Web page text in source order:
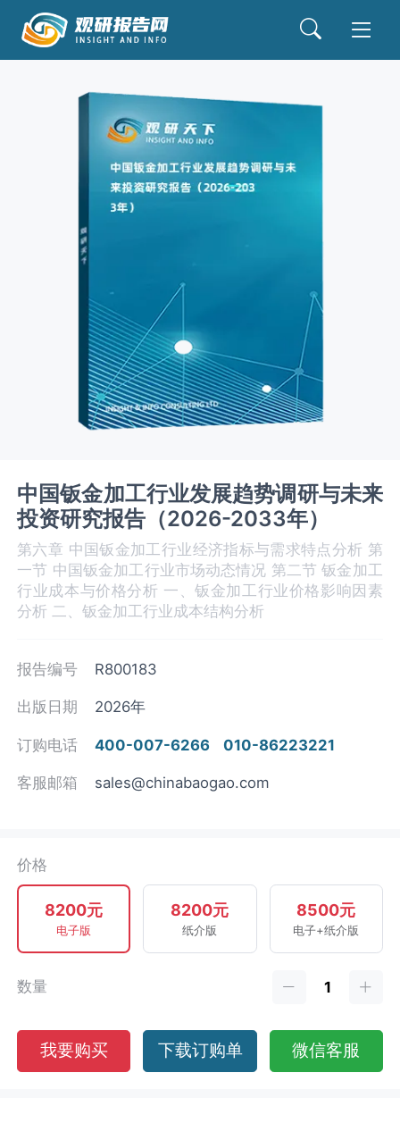
中国钣金加工行业发展趋势调研与未来
投资研究报告（2026-2033年）
第六章 中国钣金加工‌‌‌行业经济指标与需求特点分析 第
一节 中国钣金加工‌‌‌行业市场动态情况 第二节 钣金加工‌‌‌
行业成本与价格分析 一、钣金加工行业价格影响因素
分析 二、钣金加工行业成本结构分析
报告编号 R800183
出版日期 2026年
订购电话 400-007-6266 010-86223221
客服邮箱 sales@chinabaogao.com
价格
8200元
电子版
8200元
纸介版
8500元
电子+纸介版
数量
我要购买 下载订购单 微信客服